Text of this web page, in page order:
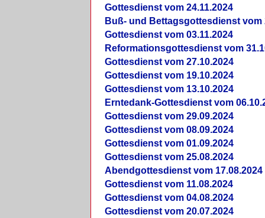
Gottesdienst vom 24.11.2024
Buß- und Bettagsgottesdienst vom
Gottesdienst vom 03.11.2024
Reformationsgottesdienst vom
Gottesdienst vom 27.10.2024
Gottesdienst vom 19.10.2024
Gottesdienst vom 13.10.2024
Erntedank-Gottesdienst vom
Gottesdienst vom 29.09.2024
Gottesdienst vom 08.09.2024
Gottesdienst vom 01.09.2024
Gottesdienst vom 25.08.2024
Abendgottesdienst vom 17.08.2024
Gottesdienst vom 11.08.2024
Gottesdienst vom 04.08.2024
Gottesdienst vom 20.07.2024